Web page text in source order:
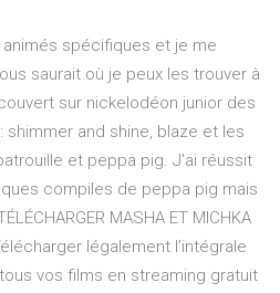
spécifiques et je me
saurait où je peux les trouver à
sur nickelodéon junior des
and shine, blaze et les
et peppa pig. J'ai réussit
compiles de peppa pig mais
MASHA ET MICHKA
légalement l’intégrale
vos films en streaming gratuit